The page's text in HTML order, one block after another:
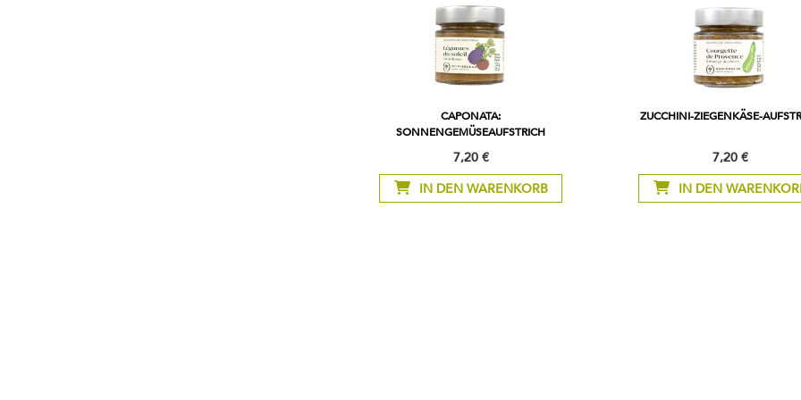
CAPONATA:
SONNENGEMÜSEAUFSTRICH
7,20 €
IN DEN WARENKORB
ZUCCHINI-ZIEGENKÄSE-
7,20 €
IN DEN